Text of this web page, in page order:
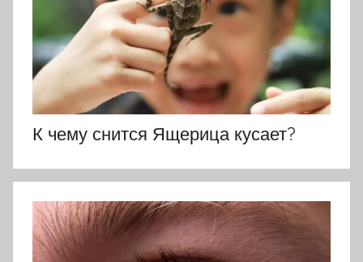
К чему снится Ящерица кусает?